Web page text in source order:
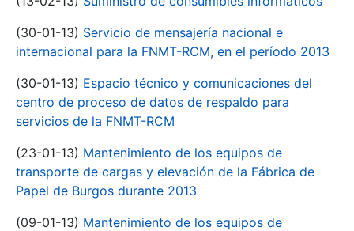
(30-01-13) Servicio de mensajería nacional e
internacional para la FNMT-RCM, en el período 2013
(30-01-13) Espacio técnico y comunicaciones del
centro de proceso de datos de respaldo para
servicios de la FNMT-RCM
(23-01-13) Mantenimiento de los equipos de
transporte de cargas y elevación de la Fábrica de
Papel de Burgos durante 2013
(09-01-13) Mantenimiento de los equipos de